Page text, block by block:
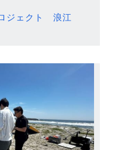
ジェクト 浪江